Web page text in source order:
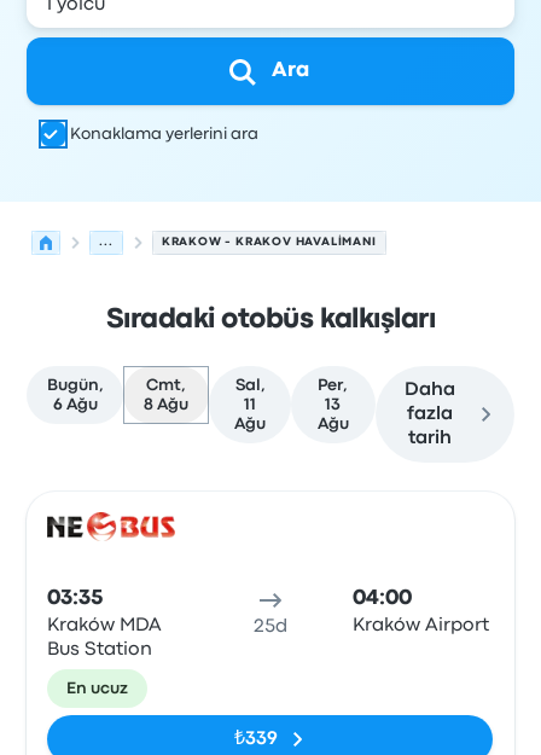
Ara
Konaklama yerlerini ara
... KRAKOW - KRAKOV HAVALIMANI
Sıradaki otobüs kalkışları
Bugün,
6 Ağu
Cmt,
8 Ağu
Sal,
11
Ağu
Per,
13
Ağu
Daha
fazla
tarih
03:35
Kraków MDA
Bus Station
25d
04:00
Kraków Airport
En ucuz
₺339